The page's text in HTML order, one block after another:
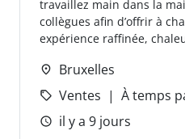
travaillez main dans la
collègues afin d’offrir à
expérience raffinée,
Bruxelles
Ventes
À temps
il y a 9 jours